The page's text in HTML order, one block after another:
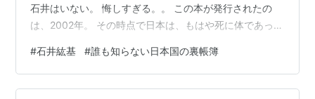
石井はいない。 悔しすぎる。。 この本が発行されたの
は、2002年。 その時点で日本は、もはや死に体であっ
するために、自民党政権が行ったことは 異次元の金融緩
和だった。財投による特別会計というまやかし経済体制
がすでに破綻していた日本は、日銀を巻き込むことでし
#石井紘基 #誰も知らない日本国の裏帳簿